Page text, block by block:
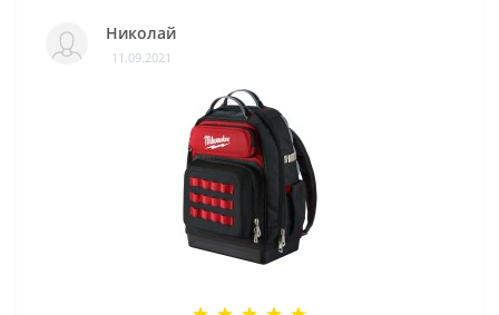
Николай
11.09.2021